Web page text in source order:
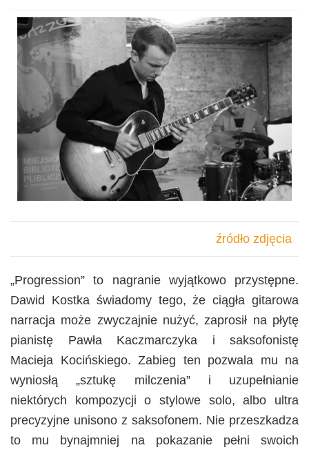
źródło zdjęcia
„Progression” to nagranie wyjątkowo przystępne.
Dawid Kostka świadomy tego, że ciągła gitarowa
narracja może zwyczajnie nużyć, zaprosił na płytę
pianistę Pawła Kaczmarczyka i saksofonistę
Macieja Kocińskiego. Zabieg ten pozwala mu na
wyniosłą „sztukę milczenia” i uzupełnianie
niektórych kompozycji o stylowe solo, albo ultra
precyzyjne unisono z saksofonem. Nie przeszkadza
to mu bynajmniej na pokazanie pełni swoich